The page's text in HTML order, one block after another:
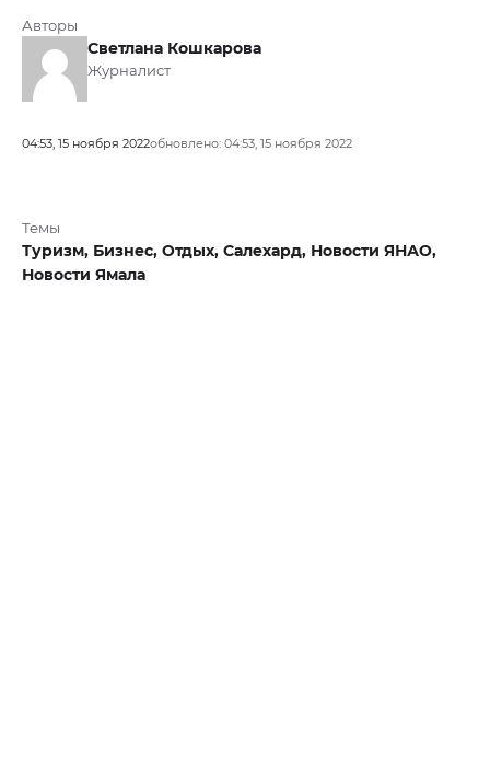
Авторы
Светлана Кошкарова
Журналист
04:53, 15 ноября 2022обновлено: 04:53, 15 ноября 2022
Темы
Туризм, Бизнес, Отдых, Салехард, Новости ЯНАО,
Новости Ямала